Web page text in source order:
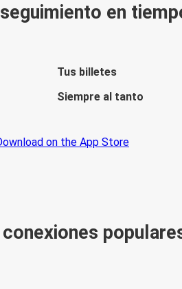
en
Tus billetes
Siempre al tanto